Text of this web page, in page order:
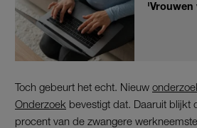
'Vrouwen
Toch gebeurt het echt. Nieuw
Onderzoek bevestigt dat. Daaruit blijkt
procent van de zwangere